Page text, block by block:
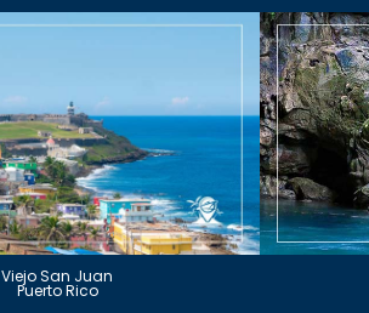
Viejo San Juan
Puerto Rico